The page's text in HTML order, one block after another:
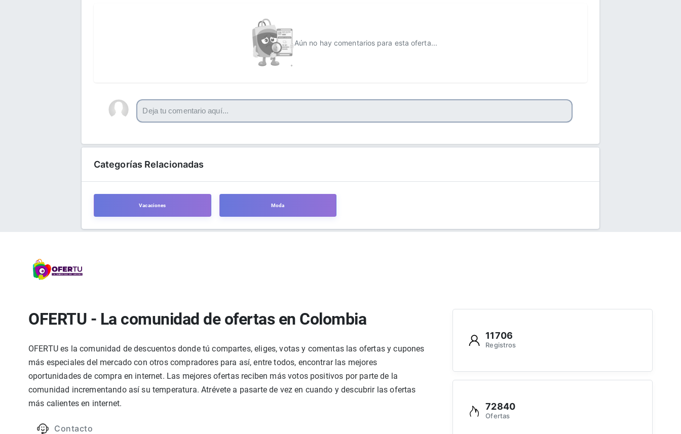
Aún no hay comentarios para esta oferta...
Categorías Relacionadas
Vacaciones Moda
OFERTU - La comunidad de ofertas en Colombia
OFERTU es la comunidad de descuentos donde tú compartes, eliges, votas y comentas las ofertas y cupones
más especiales del mercado con otros compradores para así, entre todos, encontrar las mejores
oportunidades de compra en internet. Las mejores ofertas reciben más votos positivos por parte de la
comunidad incrementando así su temperatura. Atrévete a pasarte de vez en cuando y descubrir las ofertas
más calientes en internet.
Contacto
11706
Registros
72840
Ofertas